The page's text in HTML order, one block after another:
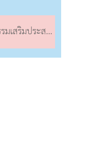
มประสบการณ์